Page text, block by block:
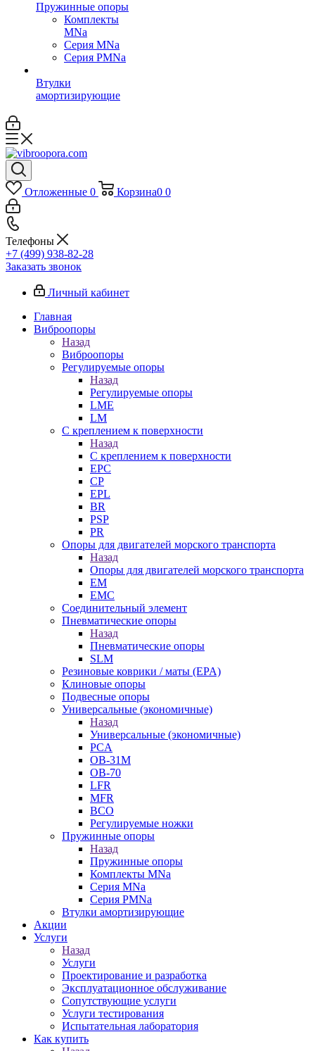
Пружинные опоры
Комплекты
MNa
Серия MNa
Серия PMNa
Втулки
амортизирующие
Отложенные 0 Корзина0 0
Телефоны
+7 (499) 938-82-28
Заказать звонок
Личный кабинет
Главная
Виброопоры
Назад
Виброопоры
Регулируемые опоры
Назад
Регулируемые опоры
LME
LM
С креплением к поверхности
Назад
С креплением к поверхности
EPC
CP
EPL
BR
PSP
PR
Опоры для двигателей морского транспорта
Назад
Опоры для двигателей морского транспорта
EM
EMC
Cоединительный элемент
Пневматические опоры
Назад
Пневматические опоры
SLM
Резиновые коврики / маты (EPA)
Клиновые опоры
Подвесные опоры
Универсальные (экономичные)
Назад
Универсальные (экономичные)
PCA
ОВ-31М
OB-70
LFR
MFR
ВСО
Регулируемые ножки
Пружинные опоры
Назад
Пружинные опоры
Комплекты MNa
Серия MNa
Серия PMNa
Втулки амортизирующие
Акции
Услуги
Назад
Услуги
Проектирование и разработка
Эксплуатационное обслуживание
Сопутствующие услуги
Услуги тестирования
Испытательная лаборатория
Как купить